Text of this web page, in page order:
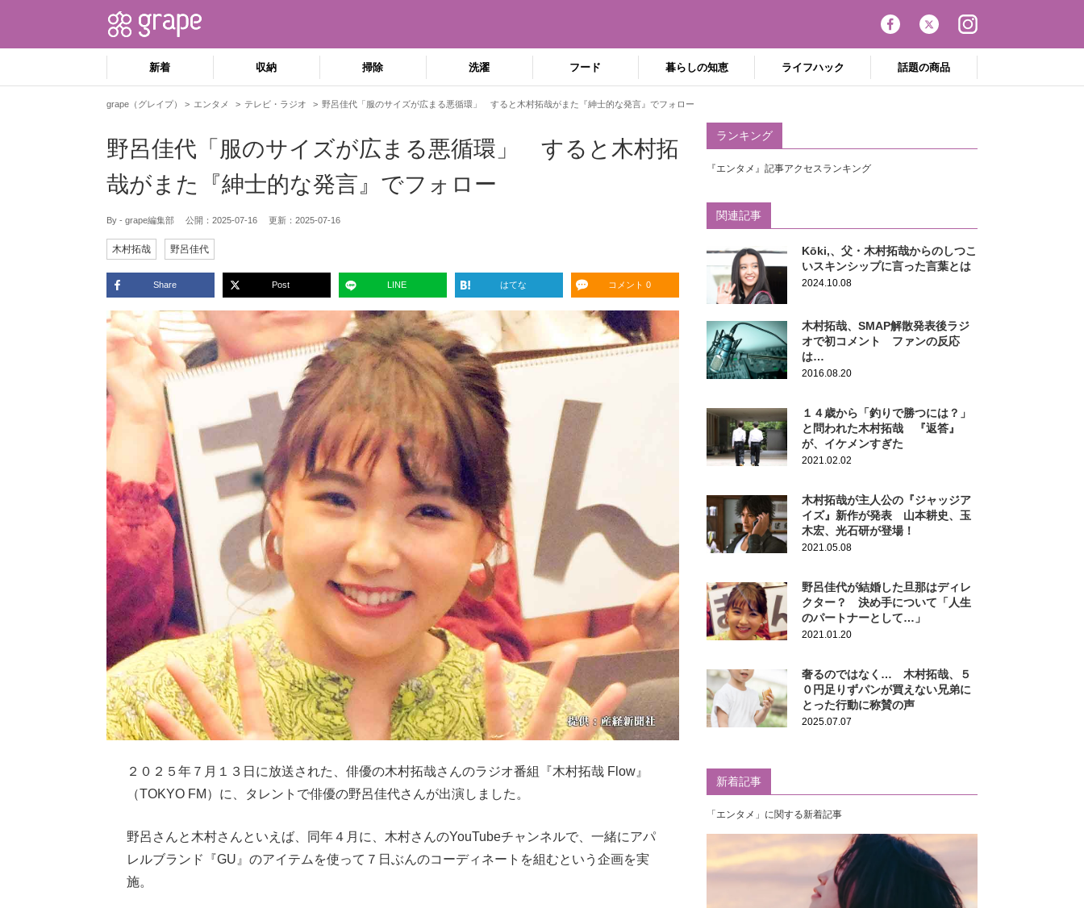
新着 収納 掃除 洗濯 フード 暮らしの知恵 ライフハック 話題の商品
grape（グレイプ） エンタメ テレビ・ラジオ 野呂佳代「服のサイズが広まる悪循環」 すると木村拓哉がまた『紳士的な発言』でフォロー
野呂佳代「服のサイズが広まる悪循環」 すると木村拓
哉がまた『紳士的な発言』でフォロー
By - grape編集部 公開： 2025-07-16 更新： 2025-07-16
木村拓哉 野呂佳代
Share Post LINE はてな コメント 0
２０２５年７月１３日に放送された、俳優の木村拓哉さんのラジオ番組『木村拓哉 Flow』
（TOKYO FM）に、タレントで俳優の野呂佳代さんが出演しました。
野呂さんと木村さんといえば、同年４月に、木村さんのYouTubeチャンネルで、一緒にアパ
レルブランド『GU』のアイテムを使って７日ぶんのコーディネートを組むという企画を実
施。
ランキング
『エンタメ』記事アクセスランキング
関連記事
Kōki,、父・木村拓哉からのしつこ
いスキンシップに言った言葉とは
2024.10.08
木村拓哉、SMAP解散発表後ラジ
オで初コメント ファンの反応
は…
2016.08.20
１４歳から「釣りで勝つには？」
と問われた木村拓哉 『返答』
が、イケメンすぎた
2021.02.02
木村拓哉が主人公の『ジャッジア
イズ』新作が発表 山本耕史、玉
木宏、光石研が登場！
2021.05.08
野呂佳代が結婚した旦那はディレ
クター？ 決め手について「人生
のパートナーとして…」
2021.01.20
奢るのではなく… 木村拓哉、５
０円足りずパンが買えない兄弟に
とった行動に称賛の声
2025.07.07
新着記事
「エンタメ」に関する新着記事